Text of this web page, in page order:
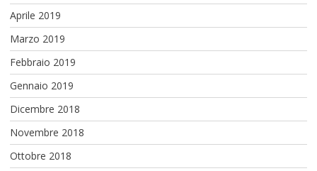
Aprile 2019
Marzo 2019
Febbraio 2019
Gennaio 2019
Dicembre 2018
Novembre 2018
Ottobre 2018